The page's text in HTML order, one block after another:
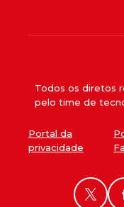
Todos os diretos
pelo time de
Portal da
privacidade